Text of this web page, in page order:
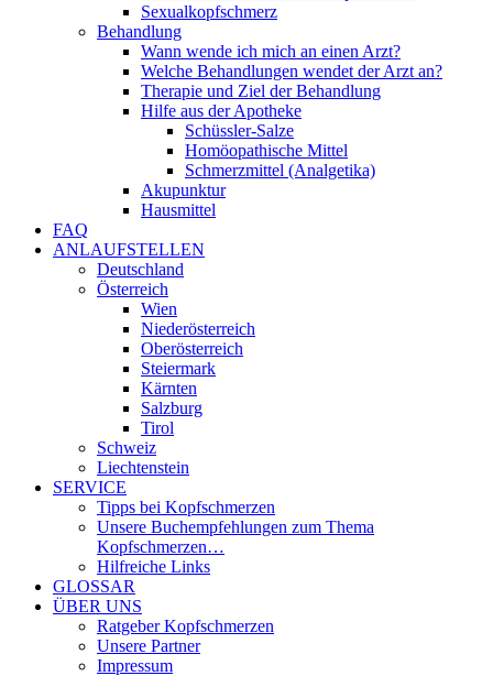
Sexualkopfschmerz
Behandlung
Wann wende ich mich an einen Arzt?
Welche Behandlungen wendet der Arzt an?
Therapie und Ziel der Behandlung
Hilfe aus der Apotheke
Schüssler-Salze
Homöopathische Mittel
Schmerzmittel (Analgetika)
Akupunktur
Hausmittel
FAQ
ANLAUFSTELLEN
Deutschland
Österreich
Wien
Niederösterreich
Oberösterreich
Steiermark
Kärnten
Salzburg
Tirol
Schweiz
Liechtenstein
SERVICE
Tipps bei Kopfschmerzen
Unsere Buchempfehlungen zum Thema
Kopfschmerzen…
Hilfreiche Links
GLOSSAR
ÜBER UNS
Ratgeber Kopfschmerzen
Unsere Partner
Impressum